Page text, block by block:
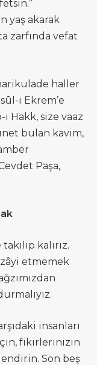
yaş akarak
zarfında vefat
haller
i Ekrem’e
Hakk, size vaaz
bulan kavim,
Paşa,
kalırız.
etmemek
insanları
için, fikirlerinizin
Son beş